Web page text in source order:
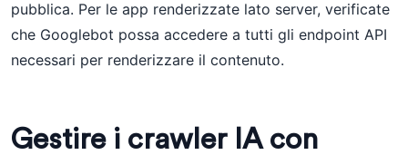
pubblica. Per le app renderizzate lato server, verificate
che Googlebot possa accedere a tutti gli endpoint API
necessari per renderizzare il contenuto.
Gestire i crawler IA con